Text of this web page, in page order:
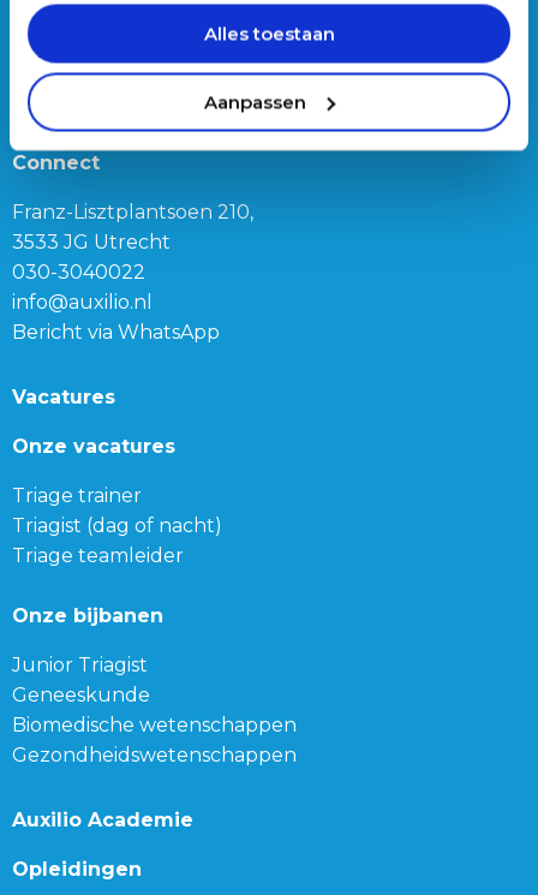
Alles toestaan
Aanpassen
Werving & Selectie
Over ons
Ons team
Blog
Connect
Franz-Lisztplantsoen 210,
3533 JG Utrecht
030-3040022
info@auxilio.nl
Bericht via WhatsApp
Vacatures
Onze vacatures
Triage trainer
Triagist (dag of nacht)
Triage teamleider
Onze bijbanen
Junior Triagist
Geneeskunde
Biomedische wetenschappen
Gezondheidswetenschappen
Auxilio Academie
Opleidingen